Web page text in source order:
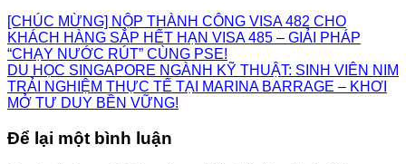
[CHÚC MỪNG] NỘP THÀNH CÔNG VISA 482 CHO
KHÁCH HÀNG SẮP HẾT HẠN VISA 485 – GIẢI PHÁP
“CHẠY NƯỚC RÚT” CÙNG PSE!
DU HỌC SINGAPORE NGÀNH KỸ THUẬT: SINH VIÊN NIM
TRẢI NGHIỆM THỰC TẾ TẠI MARINA BARRAGE – KHƠI
MỞ TƯ DUY BỀN VỮNG!
Để lại một bình luận